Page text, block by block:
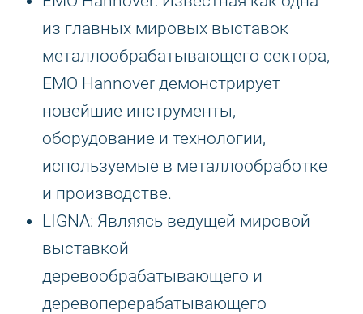
из главных мировых выставок
металлообрабатывающего сектора,
EMO Hannover демонстрирует
новейшие инструменты,
оборудование и технологии,
используемые в металлообработке
и производстве.
LIGNA: Являясь ведущей мировой
выставкой
деревообрабатывающего и
деревоперерабатывающего